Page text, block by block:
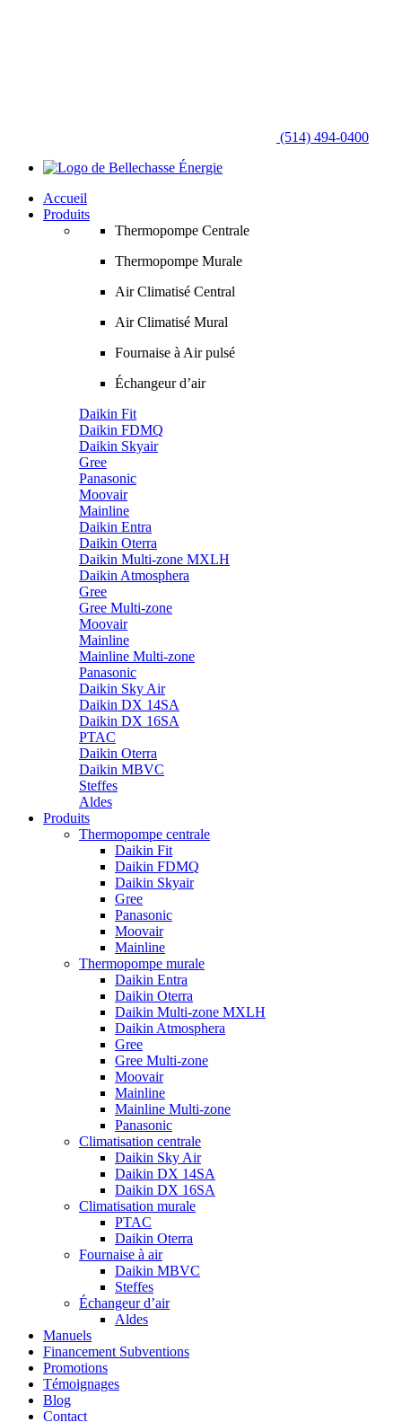
(514) 494-0400
Accueil
Produits
Thermopompe Centrale
Thermopompe Murale
Air Climatisé Central
Air Climatisé Mural
Fournaise à Air pulsé
Échangeur d’air
Daikin Fit
Daikin FDMQ
Daikin Skyair
Gree
Panasonic
Moovair
Mainline
Daikin Entra
Daikin Oterra
Daikin Multi-zone MXLH
Daikin Atmosphera
Gree
Gree Multi-zone
Moovair
Mainline
Mainline Multi-zone
Panasonic
Daikin Sky Air
Daikin DX 14SA
Daikin DX 16SA
PTAC
Daikin Oterra
Daikin MBVC
Steffes
Aldes
Produits
Thermopompe centrale
Daikin Fit
Daikin FDMQ
Daikin Skyair
Gree
Panasonic
Moovair
Mainline
Thermopompe murale
Daikin Entra
Daikin Oterra
Daikin Multi-zone MXLH
Daikin Atmosphera
Gree
Gree Multi-zone
Moovair
Mainline
Mainline Multi-zone
Panasonic
Climatisation centrale
Daikin Sky Air
Daikin DX 14SA
Daikin DX 16SA
Climatisation murale
PTAC
Daikin Oterra
Fournaise à air
Daikin MBVC
Steffes
Échangeur d’air
Aldes
Manuels
Financement Subventions
Promotions
Témoignages
Blog
Contact